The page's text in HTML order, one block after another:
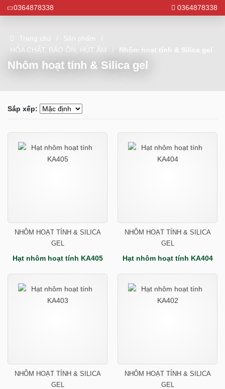
0364878338 0364878338
Trang chủ
Sản phẩm
HÓA CHẤT, BẢO ÔN, HÚT ẨM
Nhôm hoạt tính & Silica gel
Nhôm hoạt tính & Silica gel
Sắp xếp:
NHÔM HOẠT TÍNH & SILICA
GEL
Hạt nhôm hoạt tính KA405
NHÔM HOẠT TÍNH & SILICA
GEL
Hạt nhôm hoạt tính KA404
NHÔM HOẠT TÍNH & SILICA
GEL
NHÔM HOẠT TÍNH & SILICA
GEL